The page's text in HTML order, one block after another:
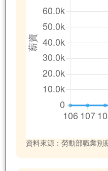
資料來源：勞動部職業別